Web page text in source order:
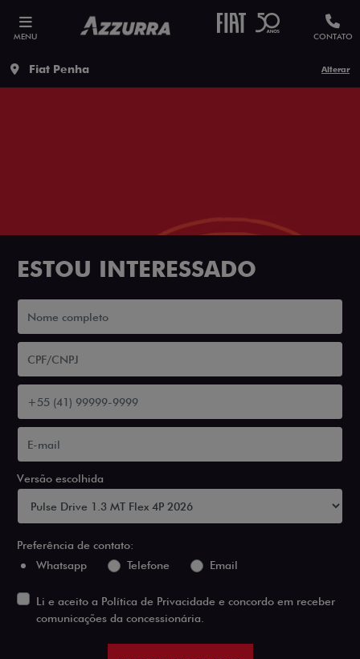
MENU CONTATO
Fiat Penha Alterar
ESTOU INTERESSADO
Versão escolhida
Preferência de contato:
Whatsapp
Telefone Email
Li e aceito a Política de Privacidade e concordo em receber
comunicações da concessionária.